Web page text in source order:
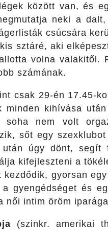
között van, és
neki a
csúcsára
sztáré, aki
volna valakitől.
számának.
csak 29-én 17.45-
minden kihívása
nem volt
sőt egy
úgy dönt,
kifejleszteni a
gyorsan
gyengédséget és
női intim öröm
(szinkr. amerikai